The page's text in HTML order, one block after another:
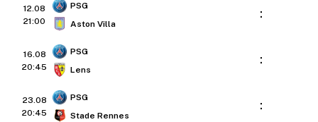
12.08
21:00
PSG
Aston Villa
:
16.08
20:45
PSG
Lens
:
23.08
20:45
PSG
Stade Rennes
: